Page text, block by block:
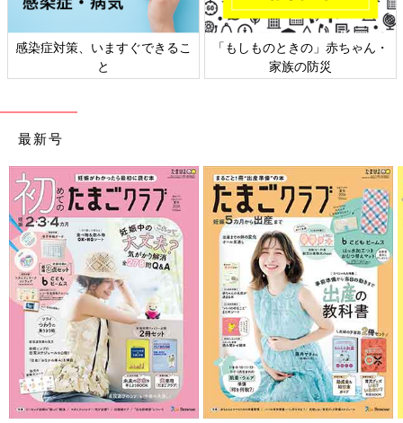
感染症対策、いますぐできるこ
と
「もしものときの」赤ちゃん・
家族の防災
最新号